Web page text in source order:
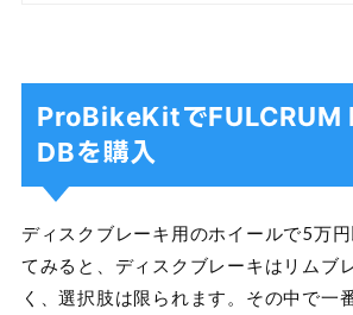
ProBikeKitでFULCRUM
DBを購入
ディスクブレーキ用のホイールで5万
てみると、ディスクブレーキはリムブ
く、選択肢は限られます。その中で一